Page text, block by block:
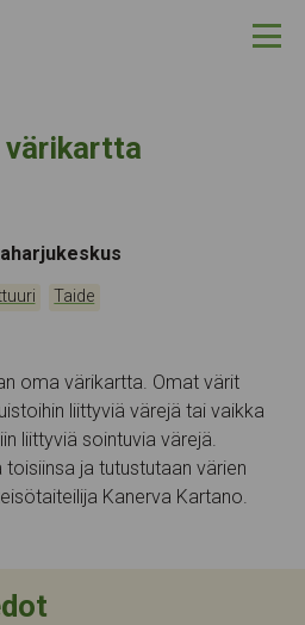
värikartta
Taide
oma värikartta. Omat värit
liittyviä värejä tai vaikka
liittyviä sointuvia värejä.
ja tutustutaan värien
Kanerva Kartano.